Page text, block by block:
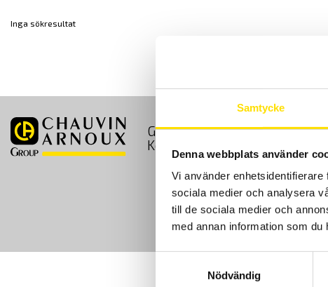
Samtycke
Denna webbplats använder
Vi använder
sociala medier och analysera
till de sociala medier och
med annan information som
Nödvändig
Inga sökresultat
GDPR Köpvillkor
Kontakt